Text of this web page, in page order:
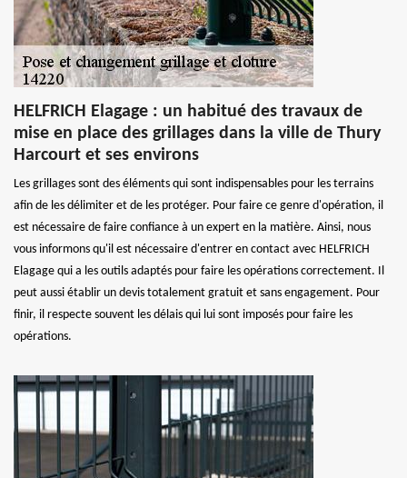
HELFRICH Elagage : un habitué des travaux de
mise en place des grillages dans la ville de Thury
Harcourt et ses environs
Les grillages sont des éléments qui sont indispensables pour les terrains
afin de les délimiter et de les protéger. Pour faire ce genre d'opération, il
est nécessaire de faire confiance à un expert en la matière. Ainsi, nous
vous informons qu'il est nécessaire d'entrer en contact avec HELFRICH
Elagage qui a les outils adaptés pour faire les opérations correctement. Il
peut aussi établir un devis totalement gratuit et sans engagement. Pour
finir, il respecte souvent les délais qui lui sont imposés pour faire les
opérations.